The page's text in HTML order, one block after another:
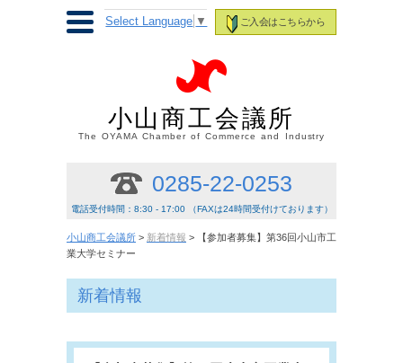
ご入会はこちらから
Select Language ▼
小山商工会議所
The OYAMA Chamber of Commerce and Industry
0285-22-0253
電話受付時間：8:30 - 17:00 （FAXは24時間受付けております）
小山商工会議所 > 新着情報 > 【参加者募集】第36回小山市工
業大学セミナー
新着情報